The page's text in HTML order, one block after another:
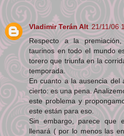
Vladimir Terán Alt 21/11/06
Respecto a la
taurinos en todo el mundo
torero que triunfa en la
temporada.
En cuanto a la ausencia del
cierto: es una pena.
este problema y
este están para eso.
Sin embargo, parece que
llenará ( por lo menos las